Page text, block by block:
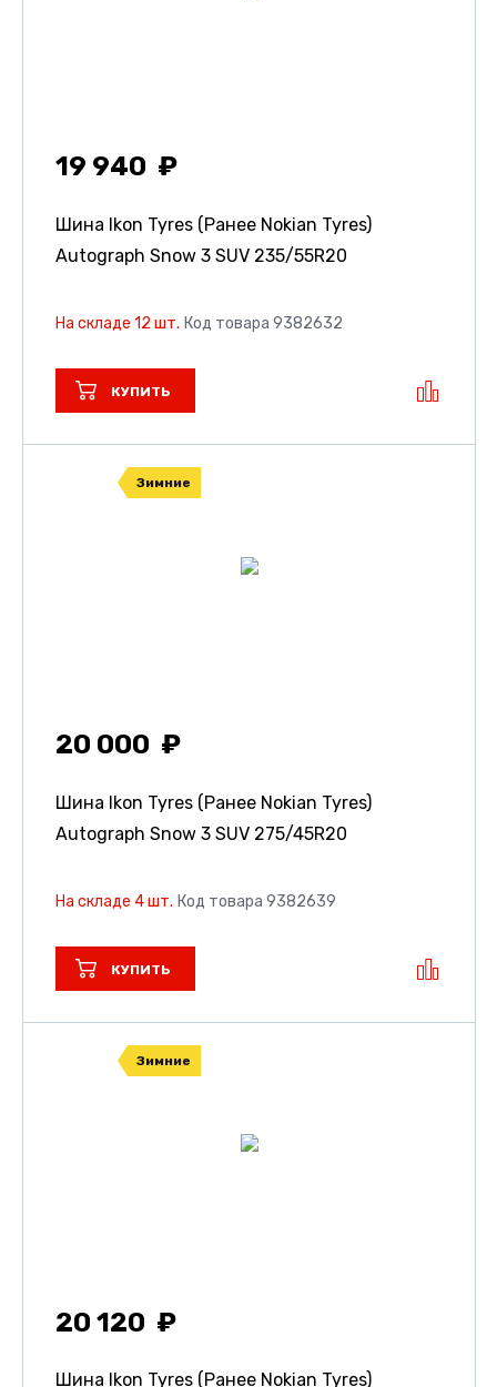
19 940
Шина Ikon Tyres (Ранее Nokian Tyres)
Autograph Snow 3 SUV 235/55R20
На складе 12 шт. Код товара 9382632
КУПИТЬ
Зимние
20 000
Шина Ikon Tyres (Ранее Nokian Tyres)
Autograph Snow 3 SUV 275/45R20
На складе 4 шт. Код товара 9382639
КУПИТЬ
Зимние
20 120
Шина Ikon Tyres (Ранее Nokian Tyres)